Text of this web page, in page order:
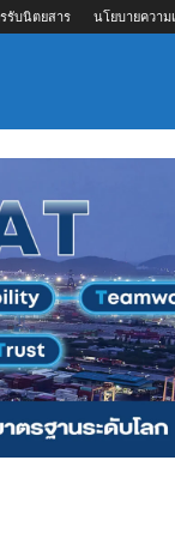
รับนิตยสาร นโยบายควา